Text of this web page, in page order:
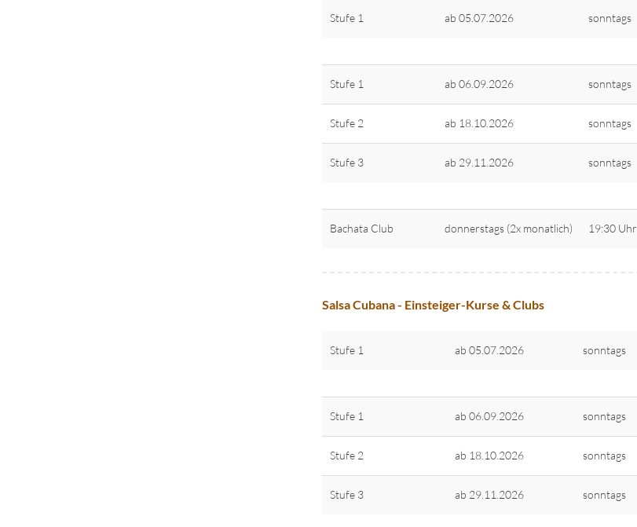
Stufe 1 ab 05.07.2026 sonntags
Stufe 1 ab 06.09.2026 sonntags
Stufe 2 ab 18.10.2026 sonntags
Stufe 3 ab 29.11.2026 sonntags
Bachata Club donnerstags (2x monatlich) 19:30 Uhr
Salsa Cubana - Einsteiger-Kurse & Clubs
Stufe 1 ab 05.07.2026 sonntags
Stufe 1 ab 06.09.2026 sonntags
Stufe 2 ab 18.10.2026 sonntags
Stufe 3 ab 29.11.2026 sonntags